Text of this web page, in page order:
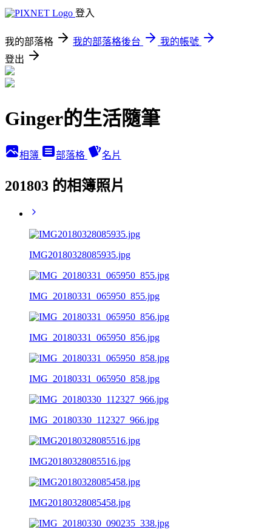
登入
我的部落格 我的部落格後台
我的帳號
登出
Ginger的生活隨筆
相簿 部落格 名片
201803 的相簿照片
IMG20180328085935.jpg
IMG_20180331_065950_855.jpg
IMG_20180331_065950_856.jpg
IMG_20180331_065950_858.jpg
IMG_20180330_112327_966.jpg
IMG20180328085516.jpg
IMG20180328085458.jpg